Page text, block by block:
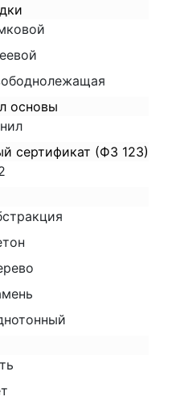
основы
сертификат (ФЗ 123)